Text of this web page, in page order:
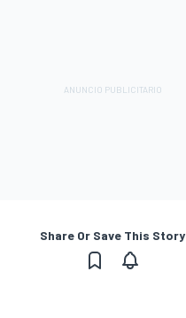
Share Or Save This Story